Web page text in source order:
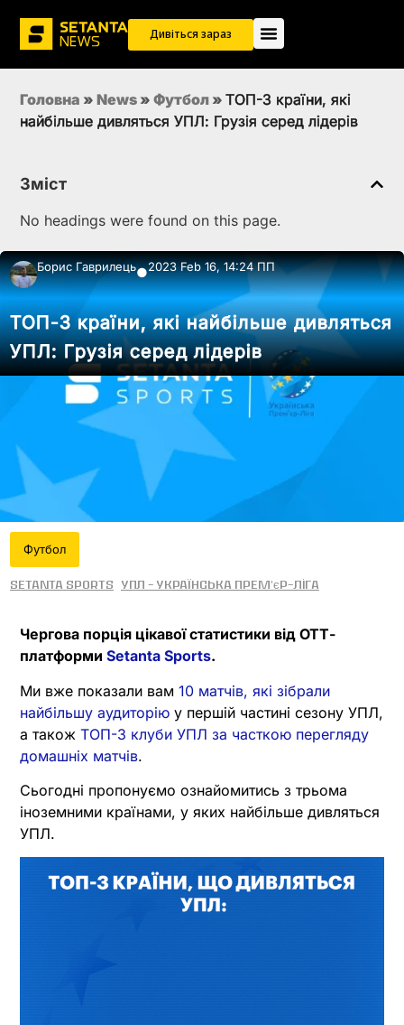
Дивіться зараз
Головна » News » Футбол » ТОП-3 країни, які
найбільше дивляться УПЛ: Грузія серед лідерів
Зміст
No headings were found on this page.
Борис Гаврилець●2023 Feb 16, 14:24 ПП
ТОП-3 країни, які найбільше дивляться
УПЛ: Грузія серед лідерів
Футбол
Setanta Sports УПЛ - Українська прем'єр-ліга
Чергова порція цікавої статистики від ОТТ-
платформи Setanta Sports.
Ми вже показали вам 10 матчів, які зібрали
найбільшу аудиторію у першій частині сезону УПЛ,
а також ТОП-3 клуби УПЛ за часткою перегляду
домашніх матчів.
Сьогодні пропонуємо ознайомитись з трьома
іноземними країнами, у яких найбільше дивляться
УПЛ.